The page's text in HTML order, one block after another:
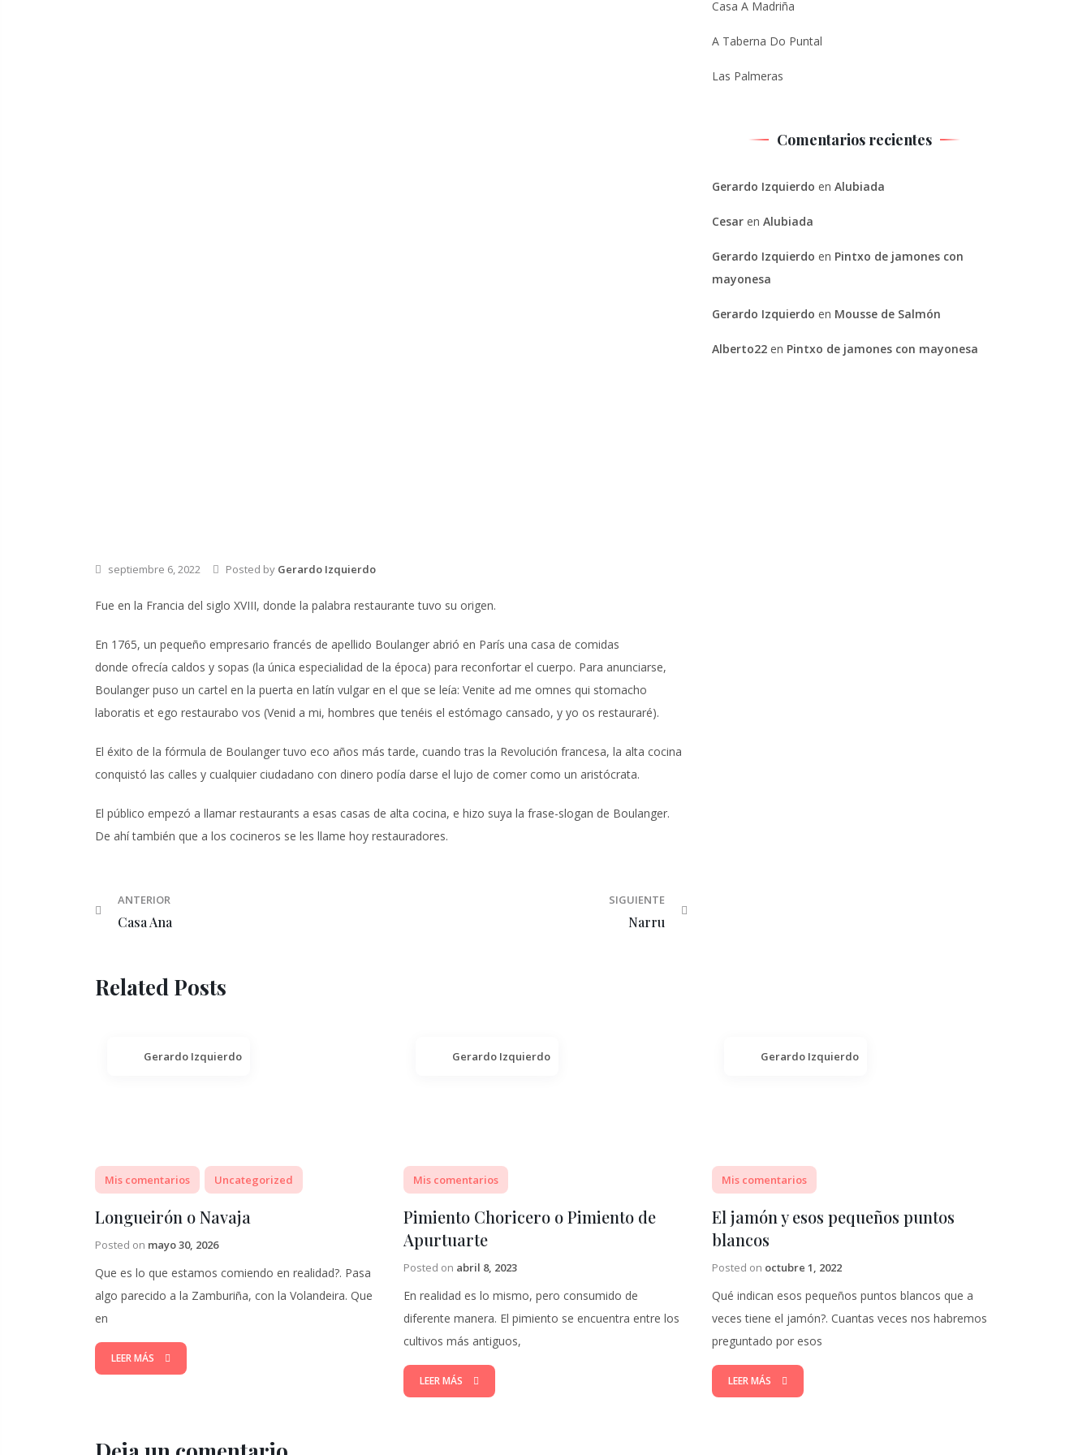
septiembre 6, 2022 Posted by Gerardo Izquierdo
Fue en la Francia del siglo XVIII, donde la palabra restaurante tuvo su origen.
En 1765, un pequeño empresario francés de apellido Boulanger abrió en París una casa de comidas
donde ofrecía caldos y sopas (la única especialidad de la época) para reconfortar el cuerpo. Para anunciarse,
Boulanger puso un cartel en la puerta en latín vulgar en el que se leía: Venite ad me omnes qui stomacho
laboratis et ego restaurabo vos (Venid a mi, hombres que tenéis el estómago cansado, y yo os restauraré).
El éxito de la fórmula de Boulanger tuvo eco años más tarde, cuando tras la Revolución francesa, la alta cocina
conquistó las calles y cualquier ciudadano con dinero podía darse el lujo de comer como un aristócrata.
El público empezó a llamar restaurants a esas casas de alta cocina, e hizo suya la frase-slogan de Boulanger.
De ahí también que a los cocineros se les llame hoy restauradores.
ANTERIOR
Casa Ana
SIGUIENTE
Narru
Casa A Madriña
A Taberna Do Puntal
Las Palmeras
Comentarios recientes
Gerardo Izquierdo en Alubiada
Cesar en Alubiada
Gerardo Izquierdo en Pintxo de jamones con
mayonesa
Gerardo Izquierdo en Mousse de Salmón
Alberto22 en Pintxo de jamones con mayonesa
Related Posts
Gerardo Izquierdo
Mis comentarios Uncategorized
Longueirón o Navaja
Posted on mayo 30, 2026
Que es lo que estamos comiendo en realidad?. Pasa
algo parecido a la Zamburiña, con la Volandeira. Que
en
LEER MÁS
Gerardo Izquierdo
Mis comentarios
Pimiento Choricero o Pimiento de
Apurtuarte
Posted on abril 8, 2023
En realidad es lo mismo, pero consumido de
diferente manera. El pimiento se encuentra entre los
cultivos más antiguos,
LEER MÁS
Gerardo Izquierdo
Mis comentarios
El jamón y esos pequeños puntos
blancos
Posted on octubre 1, 2022
Qué indican esos pequeños puntos blancos que a
veces tiene el jamón?. Cuantas veces nos habremos
preguntado por esos
LEER MÁS